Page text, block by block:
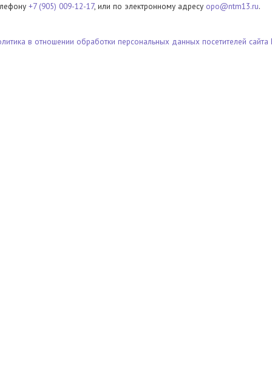
+7 (905) 009-12-17, или по электронному адресу opo@ntm13.ru.
в отношении обработки персональных данных посетителей